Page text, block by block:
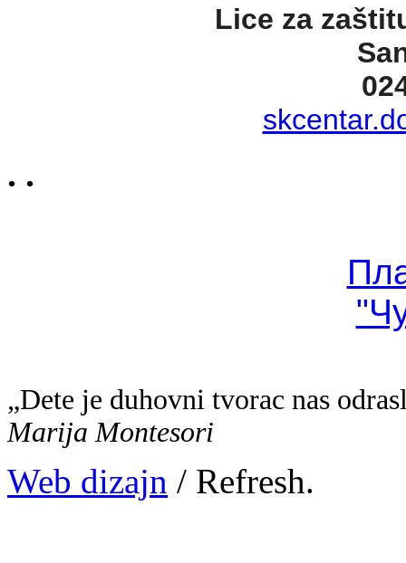
Lice za
. .
„Dete je duhovni tvorac nas
Marija Montesori
Web dizajn / Refresh.